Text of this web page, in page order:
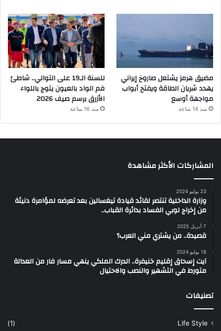
مضيق هرمز يشتعل صاروخ إيراني
يهدد شريان الطاقة ويفتح أبواب
مواجهة أوسع
منذ 14 ساعة
للسنة الـ19 على التوالي.. شاطئ
فم الواد بالعيون يتوج باللواء
الأزرق برسم صيف 2026
منذ 16 ساعة
المشاركات الأكثر مشاهدة
23 يوليو 2024
وزارة الداخلية تنتصر لقائد قيادة تيغسالين بعد تعرضه لمؤامرة دنيئة
من إخراج لوبي الفساد بدائرة القباب..
7 أبريل 2025
قصيدة.. من يشتري مني العرب؟
18 يوليو 2024
آيت إسحاق إقليم خنيفرة.. الدرك الملكي ينهي مسار فار من العدالة
متورط في التشهير والنصب والاحتيال
تصنيفات
Life Style
(1)